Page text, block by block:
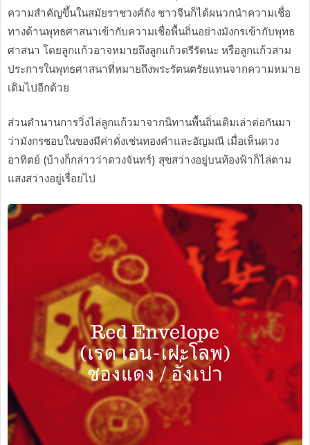
ความสำคัญขึ้นในสมัยราชวงศ์ถัง ชาวจีนก็ได้ผนวกนำความเชื่อ
ทางด้านพุทธศาสนาเข้ากับความเชื่อพื้นถิ่นอย่างมังกรเข้ากับพุทธ
ศาสนา โดยลูกแก้วอาจหมายถึงลูกแก้วตรีรัตนะ หรือลูกแก้วสาม
ประการในพุทธศาสนาที่หมายถึงพระรัตนตรัยแทนจากความหมาย
เดิมไปอีกด้วย
ส่วนตำนานการวิ่งไล่ลูกแก้วมาจากนิทานพื้นถิ่นเดิมเล่าต่อกันมา
ว่ามังกรชอบในของมีค่าดั่งเช่นทองคำและอัญมณี เมื่อเห็นดวง
อาทิตย์ (บ้างก็กล่าวว่าดวงจันทร์) สุขสว่างอยู่บนท้องฟ้าก็ไล่ตาม
แสงสว่างอยู่เรื่อยไป